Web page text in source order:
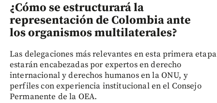
¿Cómo se estructurará la
representación de Colombia ante
los organismos multilaterales?
Las delegaciones más relevantes en esta primera etapa
estarán encabezadas por expertos en derecho
internacional y derechos humanos en la ONU, y
perfiles con experiencia institucional en el Consejo
Permanente de la OEA.